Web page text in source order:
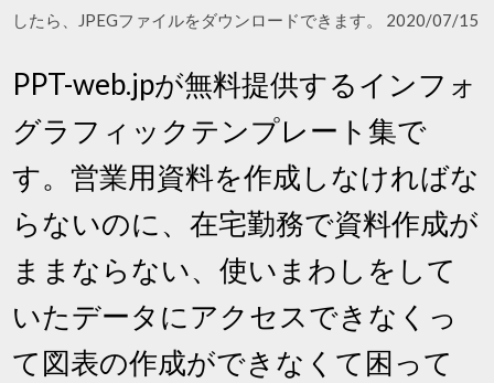
したら、JPEGファイルをダウンロードできます。 2020/07/15
PPT-web.jpが無料提供するインフォ
グラフィックテンプレート集で
す。営業用資料を作成しなければな
らないのに、在宅勤務で資料作成が
ままならない、使いまわしをして
いたデータにアクセスできなくっ
て図表の作成ができなくて困って